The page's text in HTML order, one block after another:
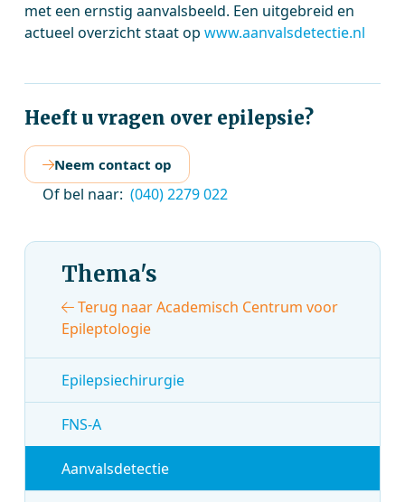
met een ernstig aanvalsbeeld. Een uitgebreid en
actueel overzicht staat opwww.aanvalsdetectie.nl
Heeft u vragen over epilepsie?
Neem contact op
Of bel naar: (040) 2279 022
Thema's
Terug naar Academisch Centrum voor
Epileptologie
Epilepsiechirurgie
FNS-A
Aanvalsdetectie